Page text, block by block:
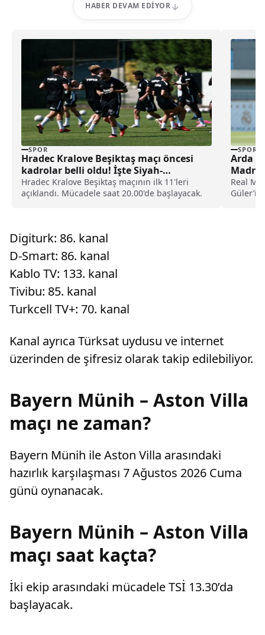
HABER DEVAM EDIYOR
SPOR
Hradec Kralove Beşiktaş maçı öncesi
kadrolar belli oldu! İşte Siyah-
Beyazlıların 11’i
Hradec Kralove Beşiktaş maçının ilk 11'leri
açıklandı. Mücadele saat 20.00'de başlayacak.
SPOR
Arda
Real
Digiturk: 86. kanal
D-Smart: 86. kanal
Kablo TV: 133. kanal
Tivibu: 85. kanal
Turkcell TV+: 70. kanal
Kanal ayrıca Türksat uydusu ve internet
üzerinden de şifresiz olarak takip edilebiliyor.
Bayern Münih – Aston Villa
maçı ne zaman?
Bayern Münih ile Aston Villa arasındaki
hazırlık karşılaşması 7 Ağustos 2026 Cuma
günü oynanacak.
Bayern Münih – Aston Villa
maçı saat kaçta?
İki ekip arasındaki mücadele TSİ 13.30’da
başlayacak.